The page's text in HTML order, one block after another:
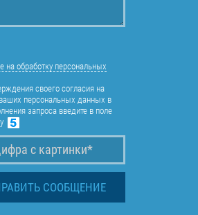
на обработку персональных
своего согласия на
персональных данных в
запроса введите в поле